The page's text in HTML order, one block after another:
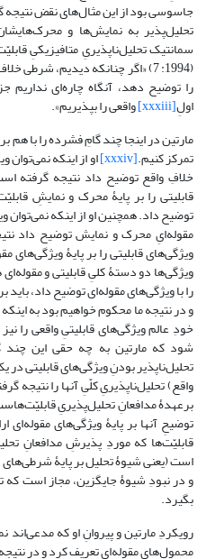
جاسوسی بود از این مثال‌های نقض
تحلیل‌پذیر به نمایش‌ها و
سمانتیک تحلیل‌ناپذیریِ متافیزیکیِ
(1994: 7) «اگر چنانکه دیدیم،
را توضیح دهد، آنگاه چاره‌ای نداریم
‌اولِ[xxxiii]
واقعی را بپذیریم».
مارتین در اینجا چند گامِ فشرده را با
تمرکز کنیم.[xxxiv] او از اینکه نمی‌توان
خلافِ واقع توضیح داد نتیجه گرفته
قابلیتی را بر پایۀ محرک و نمایشِ
توضیح داد. همچنین او از اینکه نمی‌توان
مقوله‌ایِ محرک و نمایش توضیح داد
ویژگی‌های قابلیتی را بر پایۀ ویژگی‌های
ویژگی‌ها دو دستۀ کلیِ قابلیتی و
را با ویژگی‌های مقوله‌ای توضیح داد، باید
و در نتیجه ما محکوم خواهیم بود به
خودِ عالم ویژگی‌های قابلیتیِ واقعی
شود که مارتین به چه حقی این چند
تحلیل‌ناپذیر بودنِ ویژگی‌های قابلیتی
واقع) تحلیل‌ناپذیریِ کلّیِ آنها را نتیجه
برعهدۀ مدافعانِ تحلیل‌پذیریِ
توضیحِ آنها بر پایۀ ویژگی‌های مقوله‌ای
قابلیّت‌ها که موردِ پذیرشِ مدافعانِ
است (یعنی شیوۀ تحلیل بر پایۀ
و در نبودِ شیوۀ جایگزین، مجاز است که
بگیرد.
رویکردِ مارتین و پیروانِ او که مدعی‌اند
محمول‌های مقوله‌ای تعریف کرد و در